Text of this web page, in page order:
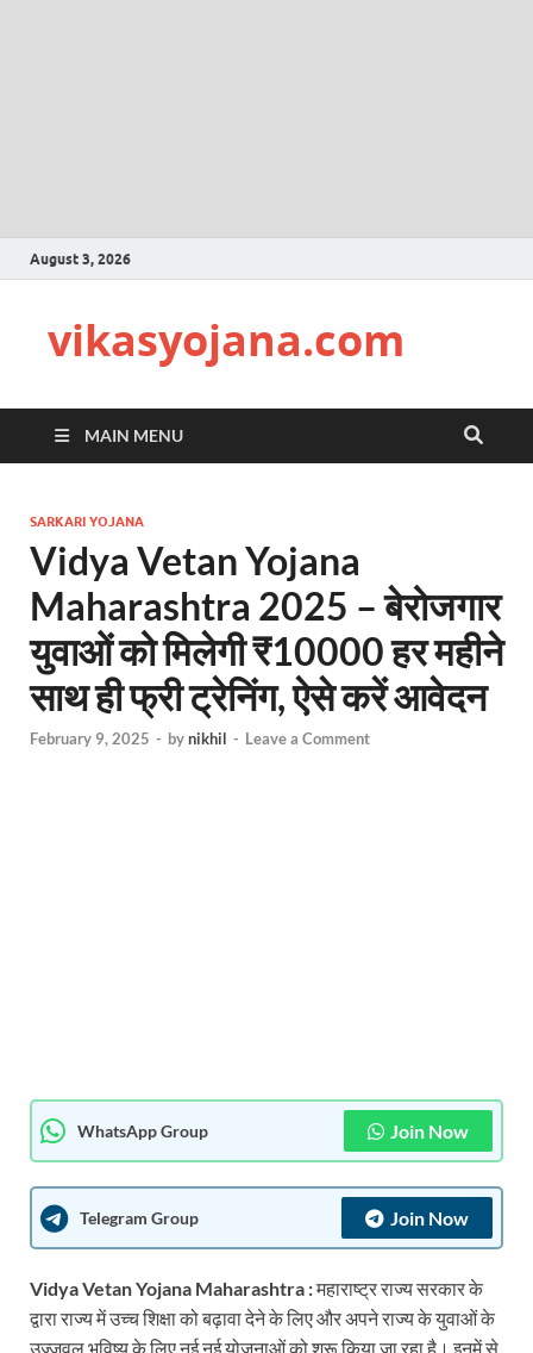
August 3, 2026
vikasyojana.com
MAIN MENU
SARKARI YOJANA
Vidya Vetan Yojana
Maharashtra 2025 – बेरोजगार
युवाओं को मिलेगी ₹10000 हर महीने
साथ ही फ्री ट्रेनिंग, ऐसे करें आवेदन
February 9, 2025 - bynikhil - Leave a Comment
WhatsApp Group Join Now
Telegram Group Join Now
Vidya Vetan Yojana Maharashtra :महाराष्ट्र राज्य सरकार के
द्वारा राज्य में उच्च शिक्षा को बढ़ावा देने के लिए और अपने राज्य के युवाओं के
उज्जवल भविष्य के लिए नई नई योजनाओं को शुरू किया जा रहा है। इनमें से